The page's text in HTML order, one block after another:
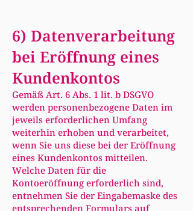
6) Datenverarbeitung
bei Eröffnung eines
Kundenkontos
Gemäß Art. 6 Abs. 1 lit. b DSGVO
werden personenbezogene Daten im
jeweils erforderlichen Umfang
weiterhin erhoben und verarbeitet,
wenn Sie uns diese bei der Eröffnung
eines Kundenkontos mitteilen.
Welche Daten für die
Kontoeröffnung erforderlich sind,
entnehmen Sie der Eingabemaske des
entsprechenden Formulars auf